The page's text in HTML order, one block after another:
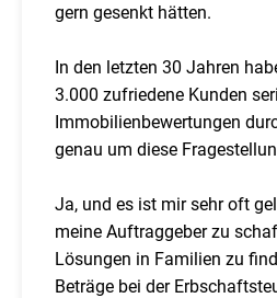
gern gesenkt hätten.
In den letzten 30 Jahren
3.000 zufriedene Kunden
Immobilienbewertungen
genau um diese
Ja, und es ist mir sehr oft
meine Auftraggeber zu
Lösungen in Familien zu
Beträge bei der